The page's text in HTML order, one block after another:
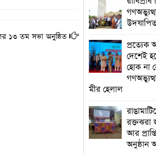
১৩ তম সভা অনুষ্ঠিত
প্রত্যেক
দেশেই
হোক না
মীর হেলাল
রক্তঝরা
আর
অনুষ্ঠান